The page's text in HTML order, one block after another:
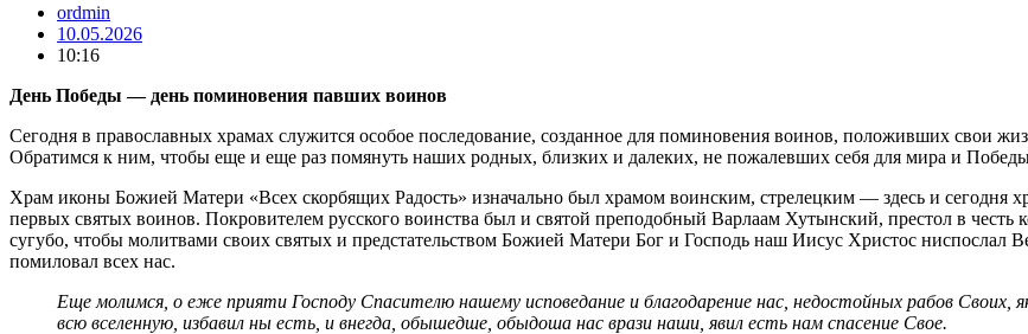
ordmin
10.05.2026
10:16
День Победы — день поминовения павших воинов
Сегодня в православных храмах служится особое последование, созданное для поминовения воинов, положивших свои
Обратимся к ним, чтобы еще и еще раз помянуть наших родных, близких и далеких, не пожалевших себя для мира и
Храм иконы Божией Матери «Всех скорбящих Радость» изначально был храмом воинским, стрелецким — здесь и сегодня
первых святых воинов. Покровителем русского воинства был и святой преподобный Варлаам Хутынский, престол в честь
сугубо, чтобы молитвами своих святых и предстательством Божией Матери Бог и Господь наш Иисус Христос
помиловал всех нас.
Еще молимся, о еже прияти Господу Спасителю нашему исповедание и благодарение нас, недостойных рабов Своих,
всю вселенную, избавил ны есть, и внегда, обышедше, обыдоша нас врази наши, явил есть нам спасение Свое.